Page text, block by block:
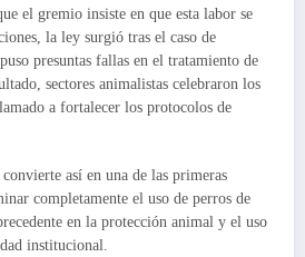
el gremio insiste en que esta labor se
la ley surgió tras el caso de
presuntas fallas en el tratamiento de
sectores animalistas celebraron los
a fortalecer los protocolos de
así en una de las primeras
completamente el uso de perros de
en la protección animal y el uso
institucional.